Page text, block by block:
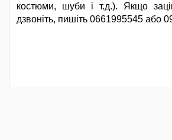
костюми, шуби і т.д.). Якщо
дзвоніть, пишіть 0661995545 або